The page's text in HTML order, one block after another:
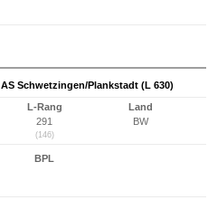
Schwetzingen/Plankstadt (L 630)
L-Rang
291
(146)
Land
BW
BPL